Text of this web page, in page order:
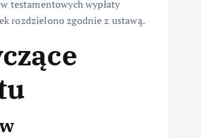
testamentowych wypłaty
rozdzielono zgodnie z ustawą.